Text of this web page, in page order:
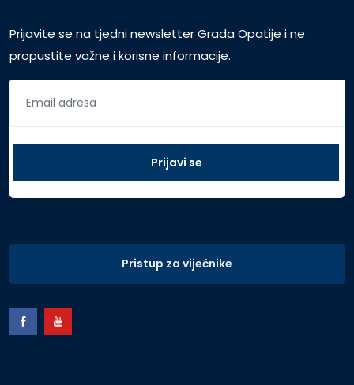
Prijavite se na tjedni newsletter Grada Opatije i ne
propustite važne i korisne informacije.
Pristup za vijećnike